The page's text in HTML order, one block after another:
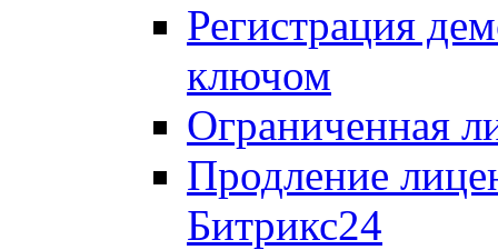
Регистрация
ключом
Ограниченная
Продление
Битрикс24